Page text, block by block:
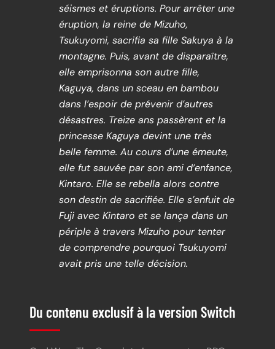
séismes et éruptions. Pour arrêter une
éruption, la reine de Mizuho,
Tsukuyomi, sacrifia sa fille Sakuya à la
montagne. Puis, avant de disparaître,
elle emprisonna son autre fille,
Kaguya, dans un sceau en bambou
dans l’espoir de prévenir d’autres
désastres. Treize ans passèrent et la
princesse Kaguya devint une très
belle femme. Au cours d’une émeute,
elle fut sauvée par son ami d’enfance,
Kintaro. Elle se rebella alors contre
son destin de sacrifiée. Elle s’enfuit de
Fuji avec Kintaro et se lança dans un
périple à travers Mizuho pour tenter
de comprendre pourquoi Tsukuyomi
avait pris une telle décision.
Du contenu exclusif à la version Switch